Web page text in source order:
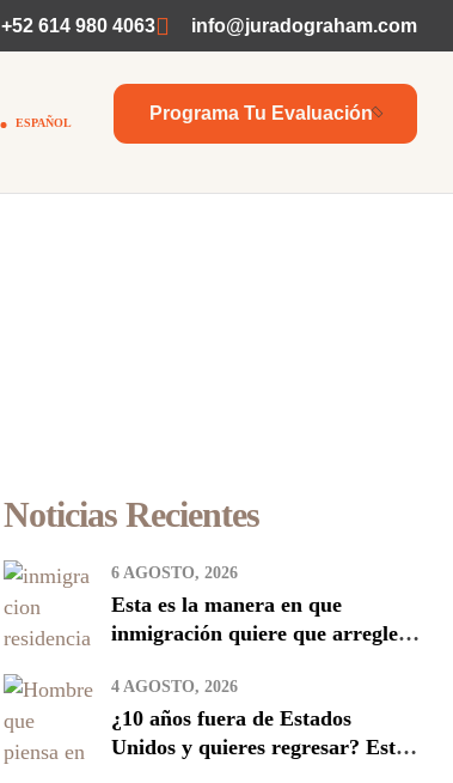
+52 614 980 4063 info@juradograham.com
ESPAÑOL Programa Tu Evaluación
Noticias Recientes
6 AGOSTO, 2026
Esta es la manera en que
inmigración quiere que arregles
4 AGOSTO, 2026
¿10 años fuera de Estados
Unidos y quieres regresar? Estos